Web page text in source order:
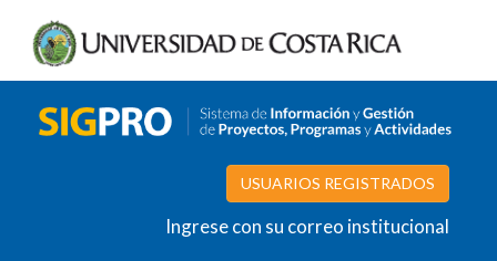
USUARIOS REGISTRADOS
Ingrese con su correo institucional